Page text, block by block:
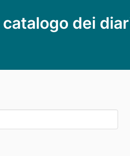
catalogo dei